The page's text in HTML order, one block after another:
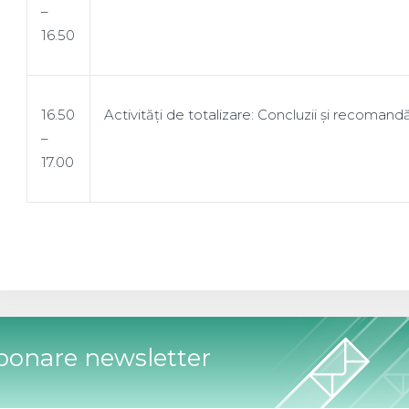
–
16.50
16.50
–
17.00
Activități de totalizare: Concluzii și
newsletter